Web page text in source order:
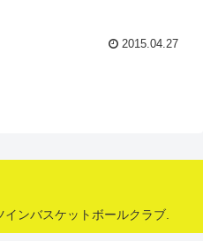
2015.04.27
ンバスケットボールクラブ.